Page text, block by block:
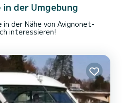
der Umgebung
der Nähe von Avignonet-
interessieren!